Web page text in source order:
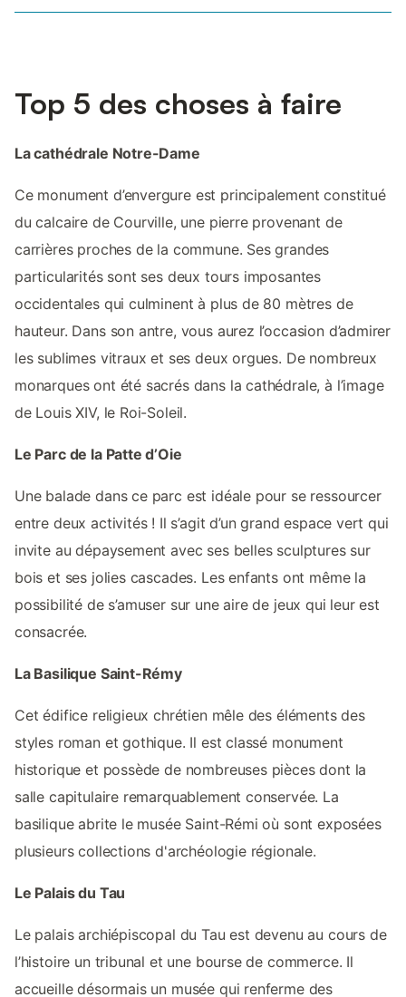
Top 5 des choses à faire
La cathédrale Notre-Dame
Ce monument d’envergure est principalement constitué
du calcaire de Courville, une pierre provenant de
carrières proches de la commune. Ses grandes
particularités sont ses deux tours imposantes
occidentales qui culminent à plus de 80 mètres de
hauteur. Dans son antre, vous aurez l’occasion d’admirer
les sublimes vitraux et ses deux orgues. De nombreux
monarques ont été sacrés dans la cathédrale, à l’image
de Louis XIV, le Roi-Soleil.
Le Parc de la Patte d’Oie
Une balade dans ce parc est idéale pour se ressourcer
entre deux activités ! Il s’agit d’un grand espace vert qui
invite au dépaysement avec ses belles sculptures sur
bois et ses jolies cascades. Les enfants ont même la
possibilité de s’amuser sur une aire de jeux qui leur est
consacrée.
La Basilique Saint-Rémy
Cet édifice religieux chrétien mêle des éléments des
styles roman et gothique. Il est classé monument
historique et possède de nombreuses pièces dont la
salle capitulaire remarquablement conservée. La
basilique abrite le musée Saint-Rémi où sont exposées
plusieurs collections d'archéologie régionale.
Le Palais du Tau
Le palais archiépiscopal du Tau est devenu au cours de
l’histoire un tribunal et une bourse de commerce. Il
accueille désormais un musée qui renferme des